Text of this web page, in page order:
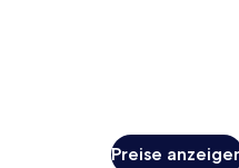
Preise